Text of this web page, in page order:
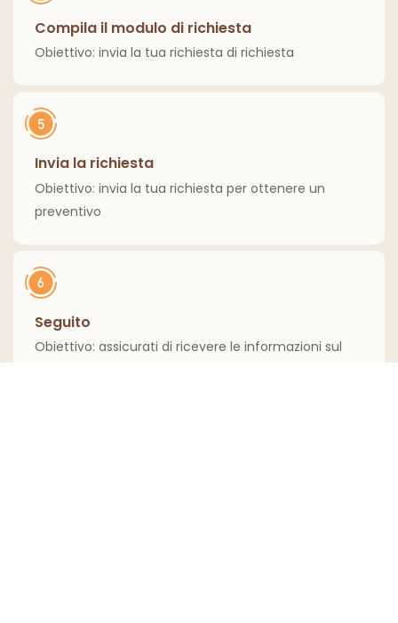
Compila il modulo di richiesta
Obiettivo: invia la tua richiesta di richiesta
Invia la richiesta
Obiettivo: invia la tua richiesta per ottenere un
preventivo
Seguito
Obiettivo: assicurati di ricevere le informazioni sul